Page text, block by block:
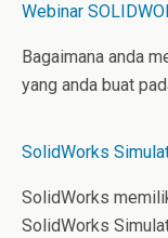
Webinar
Bagaimana anda
yang anda buat
SolidWorks
SolidWorks
SolidWorks